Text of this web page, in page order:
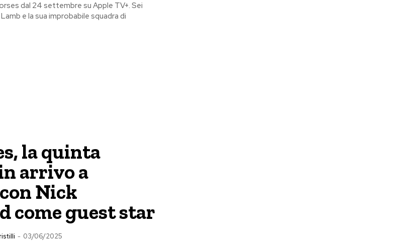
dal 24 settembre su Apple TV+. Sei
e la sua improbabile squadra di
la quinta
arrivo a
Nick
come guest star
- 03/06/2025